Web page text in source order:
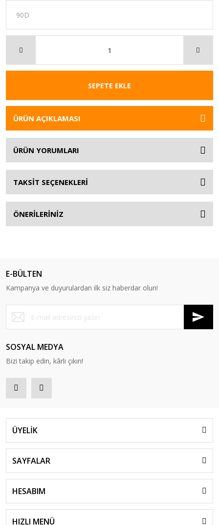
SEPETE EKLE
ÜRÜN AÇIKLAMASI
ÜRÜN YORUMLARI
TAKSİT SEÇENEKLERİ
ÖNERİLERİNİZ
E-BÜLTEN
Kampanya ve duyurulardan ilk siz haberdar olun!
SOSYAL MEDYA
Bizi takip edin, kârlı çıkın!
ÜYELİK
SAYFALAR
HESABIM
HIZLI MENÜ